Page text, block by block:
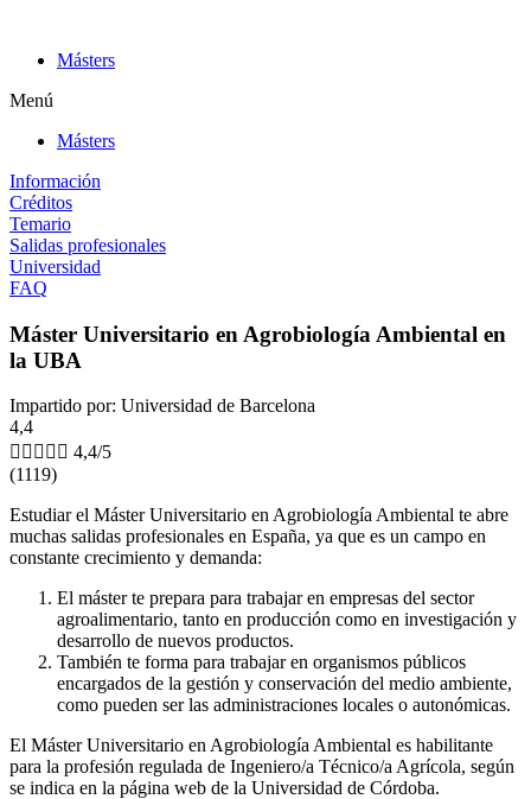
contenidoMásters
Menú
Másters
Información
Créditos
Temario
Salidas profesionales
Universidad
FAQ
Máster Universitario en Agrobiología Ambiental en
la UBA
Impartido por: Universidad de Barcelona
4,4
     4,4/5
(1119)
Estudiar el Máster Universitario en Agrobiología Ambiental te abre
muchas salidas profesionales en España, ya que es un campo en
constante crecimiento y demanda:
El máster te prepara para trabajar en empresas del sector
agroalimentario, tanto en producción como en investigación y
desarrollo de nuevos productos.
También te forma para trabajar en organismos públicos
encargados de la gestión y conservación del medio ambiente,
como pueden ser las administraciones locales o autonómicas.
El Máster Universitario en Agrobiología Ambiental es habilitante
para la profesión regulada de Ingeniero/a Técnico/a Agrícola, según
se indica en la página web de la Universidad de Córdoba.